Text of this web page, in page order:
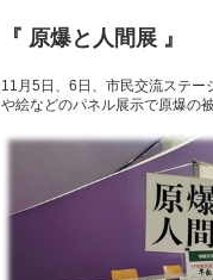
『 原爆と人間展 』
11月5日、6日、市民交流ステー
や絵などのパネル展示で原爆の